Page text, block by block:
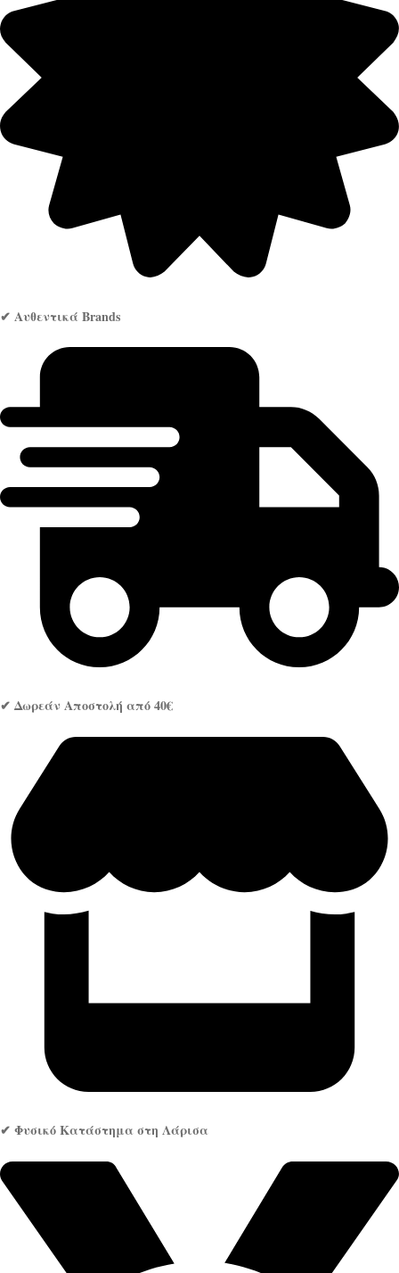
✔ Αυθεντικά Brands
✔ Δωρεάν Αποστολή από 40€
✔ Φυσικό Κατάστημα στη Λάρισα